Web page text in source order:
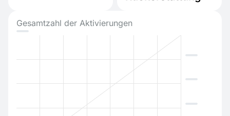
Gesamtzahl der Aktivierungen